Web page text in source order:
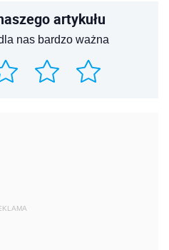
artykułu
nas bardzo ważna